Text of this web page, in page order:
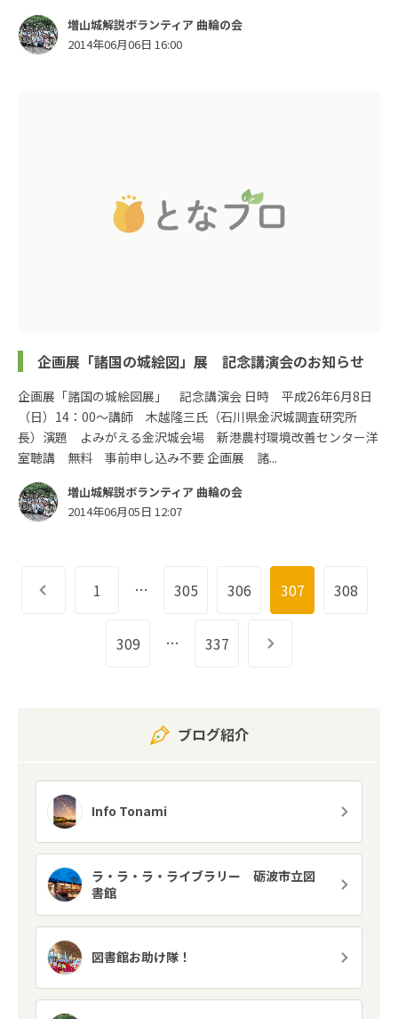
増山城解説ボランティア 曲輪の会
2014年06月06日 16:00
企画展「諸国の城絵図」展 記念講演会のお知らせ
企画展「諸国の城絵図展」 記念講演会 日時 平成26年6月8日
（日）14：00～講師 木越隆三氏（石川県金沢城調査研究所
長）演題 よみがえる金沢城会場 新港農村環境改善センター洋
室聴講 無料 事前申し込み不要 企画展 諸...
増山城解説ボランティア 曲輪の会
2014年06月05日 12:07
1 … 305 306 307 308
309 … 337
ブログ紹介
Info Tonami
ラ・ラ・ラ・ライブラリー 砺波市立図
書館
図書館お助け隊！